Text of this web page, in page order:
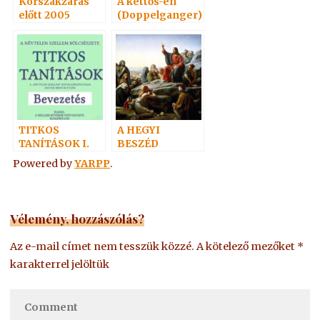
előtt 2005
(Doppelganger)
TITKOS
TANÍTÁSOK I.
A HEGYI
BESZÉD
Powered byYARPP.
Vélemény, hozzászólás?
Az e-mail címet nem tesszük közzé. A kötelező mezőket *
karakterrel jelöltük